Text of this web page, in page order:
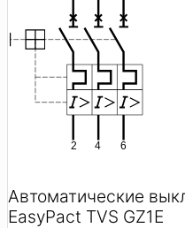
Автоматические
EasyPact TVS GZ1E